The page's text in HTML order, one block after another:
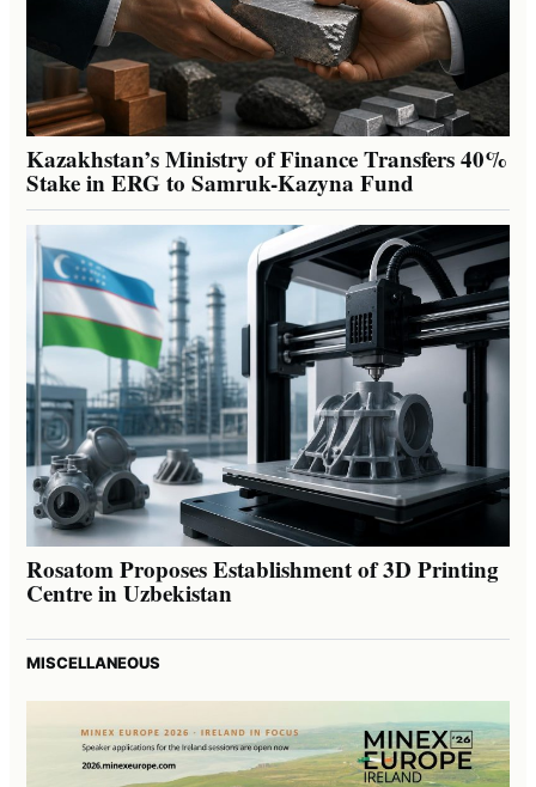
Kazakhstan’s Ministry of Finance Transfers 40%
Stake in ERG to Samruk-Kazyna Fund
Rosatom Proposes Establishment of 3D Printing
Centre in Uzbekistan
MISCELLANEOUS